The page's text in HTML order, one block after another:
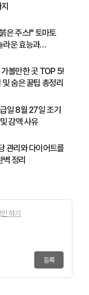
은 주스!" 토마토
라운 효능과
볼만한 곳 TOP 5!
숨은 꿀팁 총정리
일 8월 27일 조기
감액 사유
관리와 다이어트를
정리
하기
등록